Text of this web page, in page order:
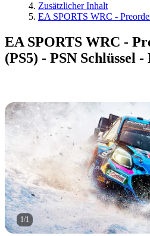
Zusätzlicher Inhalt
EA SPORTS WRC -
EA SPORTS WRC -
(PS5) - PSN Schlüssel
1/1